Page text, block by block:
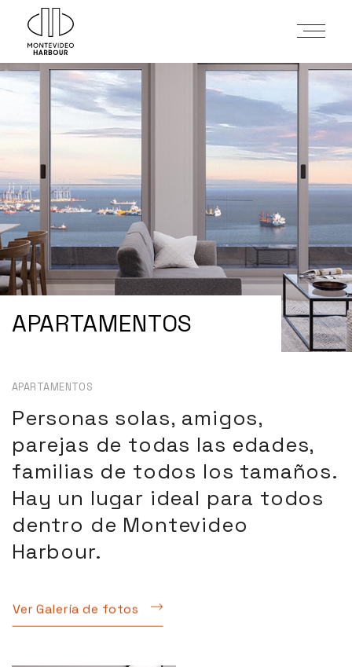
APARTAMENTOS
APARTAMENTOS
Personas solas, amigos,
parejas de todas las edades,
familias de todos los tamaños.
Hay un lugar ideal para todos
dentro de Montevideo
Harbour.
Ver Galería de fotos